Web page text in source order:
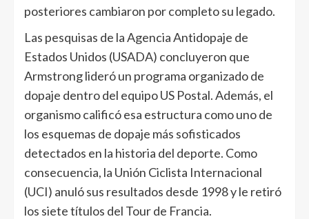
posteriores cambiaron por completo su legado.
Las pesquisas de la Agencia Antidopaje de
Estados Unidos (USADA) concluyeron que
Armstrong lideró un programa organizado de
dopaje dentro del equipo US Postal. Además, el
organismo calificó esa estructura como uno de
los esquemas de dopaje más sofisticados
detectados en la historia del deporte. Como
consecuencia, la Unión Ciclista Internacional
(UCI) anuló sus resultados desde 1998 y le retiró
los siete títulos del Tour de Francia.